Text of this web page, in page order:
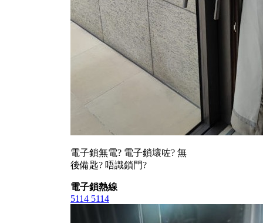
電子鎖無電? 電子鎖壞咗? 無
後備匙? 唔識鎖門?
電子鎖熱線
5114 5114